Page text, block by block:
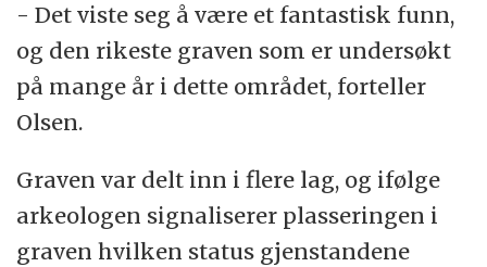
- Det viste seg å være et fantastisk funn,
og den rikeste graven som er undersøkt
på mange år i dette området, forteller
Olsen.
Graven var delt inn i flere lag, og ifølge
arkeologen signaliserer plasseringen i
graven hvilken status gjenstandene